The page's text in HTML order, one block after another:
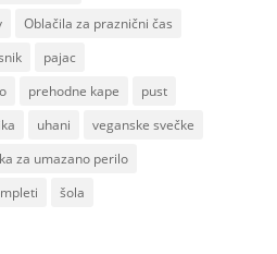
Oblačila za praznični čas
pajac
prehodne kape
pust
uhani
veganske svečke
za umazano perilo
šola